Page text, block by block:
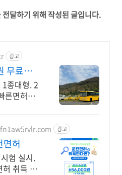
달하기 위해 작성된 글입니다.
광고
무료셔
종대형. 2
른면허취
광고
면허
험 실시.
허 취득 가